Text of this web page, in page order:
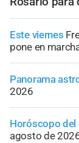
Este viernes
pone en
Panorama
2026
Horóscopo del
agosto de